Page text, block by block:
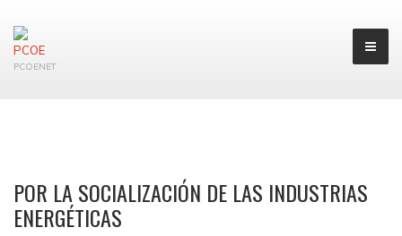
PCOENET
POR LA SOCIALIZACIÓN DE LAS INDUSTRIAS
ENERGÉTICAS